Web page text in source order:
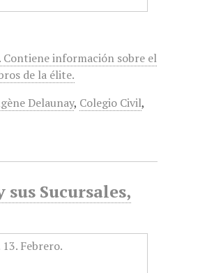
información sobre el
de la élite.
Delaunay, Colegio Civil,
Sucursales,